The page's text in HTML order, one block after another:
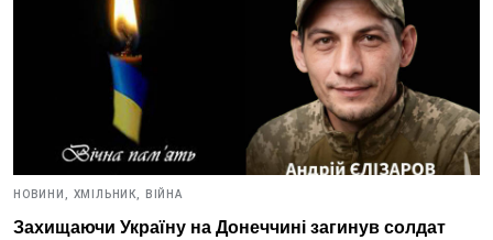
НОВИНИ, ХМІЛЬНИК, ВІЙНА
Захищаючи Україну на Донеччині загинув солдат